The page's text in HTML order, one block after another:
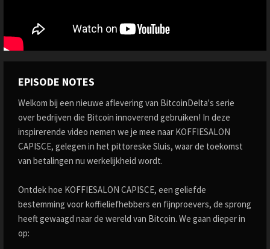
EPISODE NOTES
Welkom bij een nieuwe aflevering van BitcoinDelta's serie
over bedrijven die Bitcoin innoverend gebruiken! In deze
inspirerende video nemen we je mee naar KOFFIESALON
CAPISCE, gelegen in het pittoreske Sluis, waar de toekomst
van betalingen nu werkelijkheid wordt.
Ontdek hoe KOFFIESALON CAPISCE, een geliefde
bestemming voor koffieliefhebbers en fijnproevers, de sprong
heeft gewaagd naar de wereld van Bitcoin. We gaan dieper in
op: